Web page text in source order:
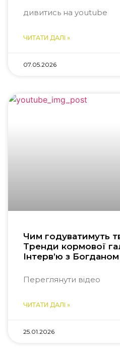
дивитись на youtube
ЧИТАТИ ДАЛІ »
07.05.2026
Чим годуватимуть
Тренди кормової
Інтерв’ю з
Переглянути відео
ЧИТАТИ ДАЛІ »
25.01.2026